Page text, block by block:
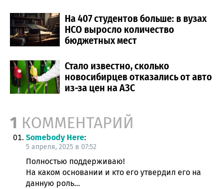
На 407 студентов больше: в вузах
НСО выросло количество
бюджетных мест
Стало известно, сколько
новосибирцев отказались от авто
из-за цен на АЗС
Comment section
1 КОММЕНТАРИЙ
Somebody Here:
5 апреля, 2025 в 07:52
Полностью поддерживаю!
На каком основании и кто его утвердил его на
данную роль…